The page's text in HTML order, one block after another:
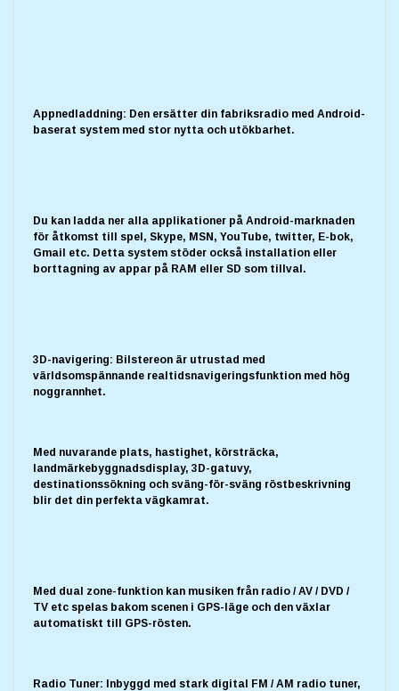
Appnedladdning: Den ersätter din fabriksradio med Android-
baserat system med stor nytta och utökbarhet.
Du kan ladda ner alla applikationer på Android-marknaden
för åtkomst till spel, Skype, MSN, YouTube, twitter, E-bok,
Gmail etc. Detta system stöder också installation eller
borttagning av appar på RAM eller SD som tillval.
3D-navigering: Bilstereon är utrustad med
världsomspännande realtidsnavigeringsfunktion med hög
noggrannhet.
Med nuvarande plats, hastighet, körsträcka,
landmärkebyggnadsdisplay, 3D-gatuvy,
destinationssökning och sväng-för-sväng röstbeskrivning
blir det din perfekta vägkamrat.
Med dual zone-funktion kan musiken från radio / AV / DVD /
TV etc spelas bakom scenen i GPS-läge och den växlar
automatiskt till GPS-rösten.
Radio Tuner: Inbyggd med stark digital FM / AM radio tuner,